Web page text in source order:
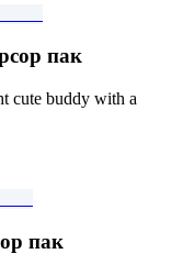
пак
cute buddy with a
пак